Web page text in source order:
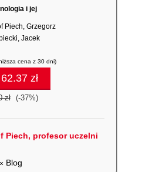
i jej
Piech, Grzegorz
, Jacek
cena z 30 dni)
62.37 zł
zł (-37%)
Blog
Piech, profesor uczelni